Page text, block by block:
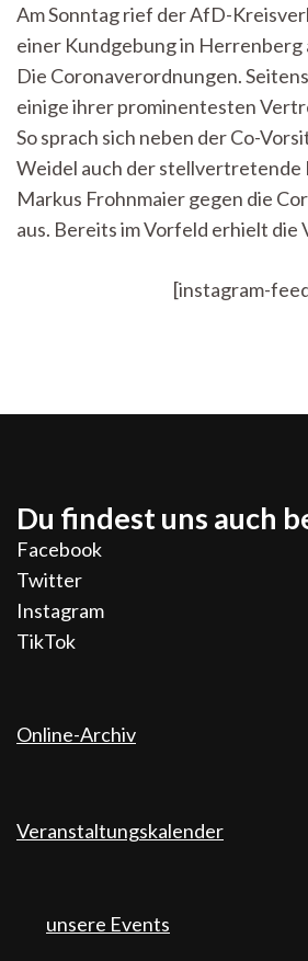
nur
aus
Trotz
dahin“
–
und
auf
der
Am Sonntag rief der AfD-
einer Kundgebung in Herrenberg
Die Coronaverordnungen.
einige ihrer prominentesten
So sprach sich neben der Co-
Weidel auch der stellvertretende
Markus Frohnmaier gegen die
aus. Bereits im Vorfeld erhielt
[instagram-
Du findest uns auch
Facebook
Twitter
Instagram
TikTok
Online-Archiv
Veranstaltungskalender
unsere Events